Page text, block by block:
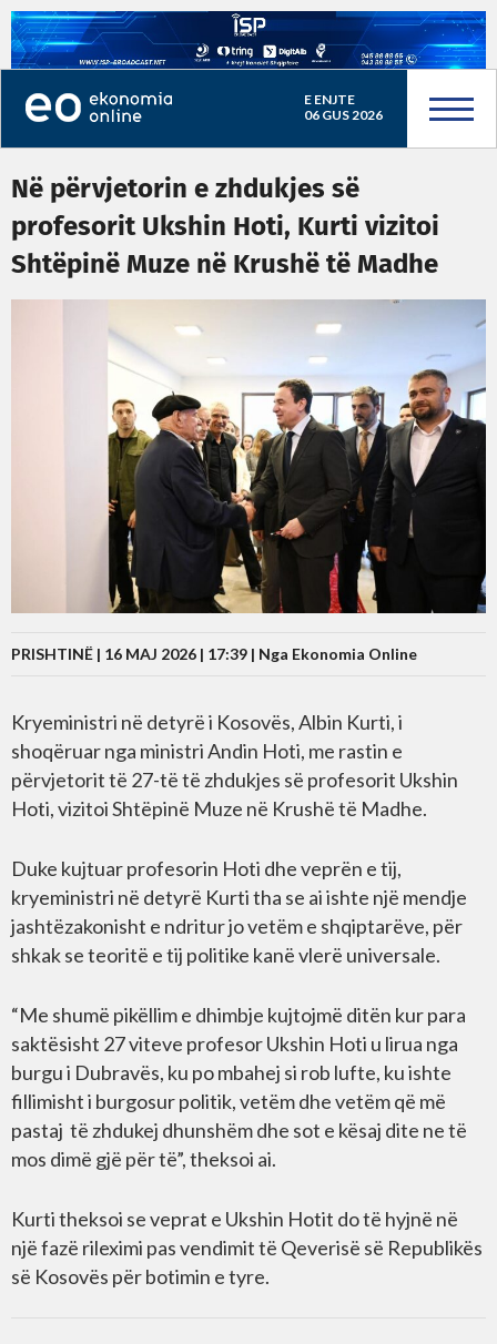
E ENJTE
06 GUS 2026
Në përvjetorin e zhdukjes së
profesorit Ukshin Hoti, Kurti vizitoi
Shtëpinë Muze në Krushë të Madhe
PRISHTINË | 16 MAJ 2026 | 17:39 | Nga Ekonomia Online
Kryeministri në detyrë i Kosovës, Albin Kurti, i
shoqëruar nga ministri Andin Hoti, me rastin e
përvjetorit të 27-të të zhdukjes së profesorit Ukshin
Hoti, vizitoi Shtëpinë Muze në Krushë të Madhe.
Duke kujtuar profesorin Hoti dhe veprën e tij,
kryeministri në detyrë Kurti tha se ai ishte një mendje
jashtëzakonisht e ndritur jo vetëm e shqiptarëve, për
shkak se teoritë e tij politike kanë vlerë universale.
“Me shumë pikëllim e dhimbje kujtojmë ditën kur para
saktësisht 27 viteve profesor Ukshin Hoti u lirua nga
burgu i Dubravës, ku po mbahej si rob lufte, ku ishte
fillimisht i burgosur politik, vetëm dhe vetëm që më
pastaj të zhdukej dhunshëm dhe sot e kësaj dite ne të
mos dimë gjë për të”, theksoi ai.
Kurti theksoi se veprat e Ukshin Hotit do të hyjnë në
një fazë rileximi pas vendimit të Qeverisë së Republikës
së Kosovës për botimin e tyre.